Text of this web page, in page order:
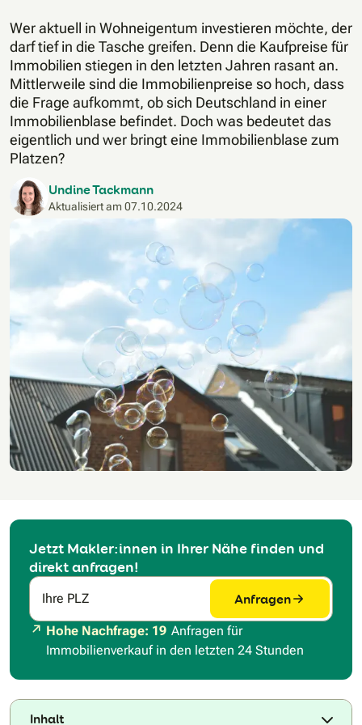
Wer aktuell in Wohneigentum investieren möchte, der
darf tief in die Tasche greifen. Denn die Kaufpreise für
Immobilien stiegen in den letzten Jahren rasant an.
Mittlerweile sind die Immobilienpreise so hoch, dass
die Frage aufkommt, ob sich Deutschland in einer
Immobilienblase befindet. Doch was bedeutet das
eigentlich und wer bringt eine Immobilienblase zum
Platzen?
Undine Tackmann
Aktualisiert am 07.10.2024
Jetzt Makler:innen in Ihrer Nähe finden und
direkt anfragen!
Ihre PLZ Anfragen
Hohe Nachfrage: 19 Anfragen für
Immobilienverkauf in den letzten 24 Stunden
Inhalt